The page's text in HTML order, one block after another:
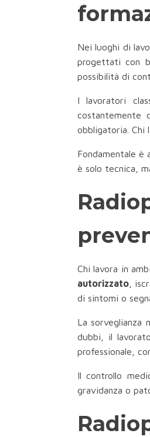
Nei luoghi di
progettati con
possibilità di
I lavoratori
costantemente
obbligatoria. Chi
Fondamentale è
è solo tecnica,
Chi lavora in
autorizzato ,
di sintomi o
La sorveglianza
dubbi, il
professionale,
Il controllo
gravidanza o